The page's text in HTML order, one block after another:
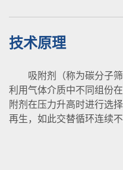
技术原理
吸附剂（称为碳分子
利用气体介质中不同组份
附剂在压力升高时进行选
再生，如此交替循环连续